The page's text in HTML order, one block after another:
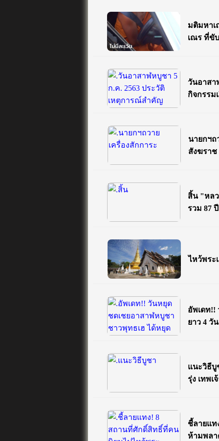
มติมหาเ
เณร ที่ขั
วันอาสา
กิจกรรม
นายกฯถ
สังฆราช
สิ้น "หลว
รวม 87 ปี
ไหว้พระ
อัพเดท!!
ยาว 4 วัน
แนะวิธีบู
รุ่ง เทพเ
ชี้ลายแ
ห้ามพลา